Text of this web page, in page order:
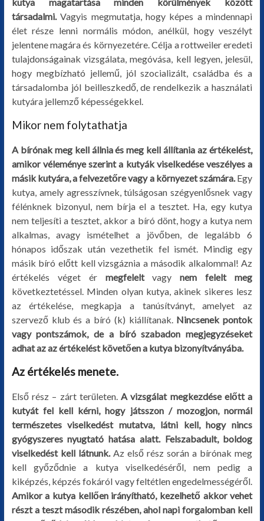
társadalmi.Vagyis megmutatja, hogy képes a mindennapi
élet része lenni normális módon, anélkül, hogy veszélyt
jelentene magára és környezetére. Célja a rottweiler eredeti
tulajdonságainak vizsgálata, megóvása, kell legyen, jelesül,
hogy megbízható jellemű, jól szocializált, családba és a
társadalomba jól beilleszkedő, de rendelkezik a használati
kutyára jellemző képességekkel.
Mikor nem folytathatja
A bírónak meg kell állnia és meg kell állítania az értékelést,
amikor véleménye szerint a kutyák viselkedése veszélyes a
másik kutyára, a felvezetőre vagy a környezet számára.Egy
kutya, amely agresszívnek, túlságosan szégyenlősnek vagy
félénknek bizonyul, nem bírja el a tesztet. Ha, egy kutya
nem teljesíti a tesztet, akkor a bíró dönt, hogy a kutya nem
alkalmas, avagy ismételhet a jövőben, de legalább 6
hónapos időszak után vezethetik fel ismét. Mindig egy
másik bíró előtt kell vizsgáznia a második alkalommal! Az
értékelés véget ér megfeleltvagynem felelt meg
következtetéssel. Minden olyan kutya, akinek sikeres lesz
az értékelése, megkapja a tanúsítványt, amelyet az
szervező klub és a bíró (k) kiállítanak. Nincsenek pontok
vagy pontszámok, de a bíró szabadon megjegyzéseket
adhat az az értékelést követően a kutya bizonyítványába.
Az értékelés menete.
Első rész – zárt területen.A vizsgálat megkezdése előtt a
kutyát fel kell kérni, hogy játsszon / mozogjon, normál
természetes viselkedést mutatva, látni kell, hogy nincs
gyógyszeres nyugtató hatása alatt. Felszabadult, boldog
viselkedést kell látnunk. Az első rész során a bírónak meg
kell győződnie a kutya viselkedéséről, nem pedig a
kiképzés, képzés fokáról vagy feltétlen engedelmességéről.
Amikor a kutya kellően irányítható, kezelhető akkor vehet
részt a teszt második részében, ahol napi forgalomban kell